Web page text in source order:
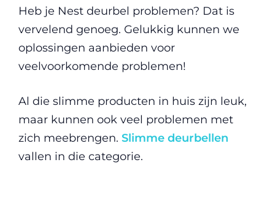
Heb je Nest deurbel problemen? Dat is
vervelend genoeg. Gelukkig kunnen we
oplossingen aanbieden voor
veelvoorkomende problemen!
Al die slimme producten in huis zijn leuk,
maar kunnen ook veel problemen met
zich meebrengen. Slimme deurbellen
vallen in die categorie.